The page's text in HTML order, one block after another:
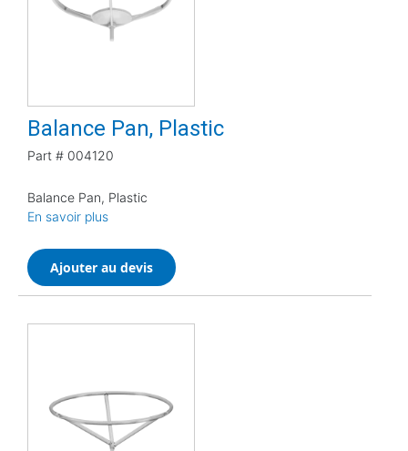
Balance Pan, Plastic
Part # 004120
Balance Pan, Plastic
En savoir plus
Ajouter au devis